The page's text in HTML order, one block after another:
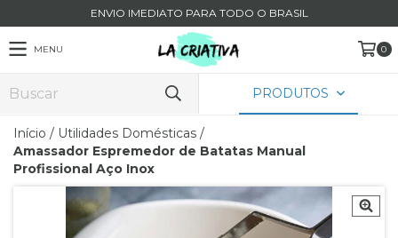
ENVIO IMEDIATO PARA TODO O BRASIL
MENU 0
PRODUTOS
Início / Utilidades Domésticas /
Amassador Espremedor de Batatas Manual
Profissional Aço Inox